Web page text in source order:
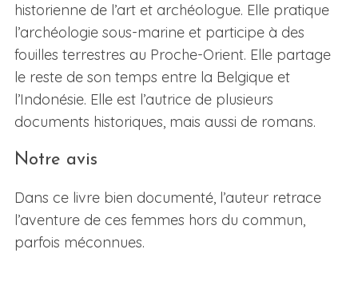
historienne de l’art et archéologue. Elle pratique
l’archéologie sous-marine et participe à des
fouilles terrestres au Proche-Orient. Elle partage
le reste de son temps entre la Belgique et
l’Indonésie. Elle est l’autrice de plusieurs
documents historiques, mais aussi de romans.
Notre avis
Dans ce livre bien documenté, l’auteur retrace
l’aventure de ces femmes hors du commun,
parfois méconnues.